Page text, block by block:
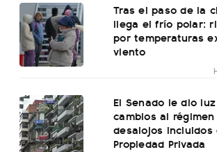
Tras el paso de la
llega el frío polar:
por temperaturas
viento
El Senado le dio
cambios al
desalojos incluidos
Propiedad Privada